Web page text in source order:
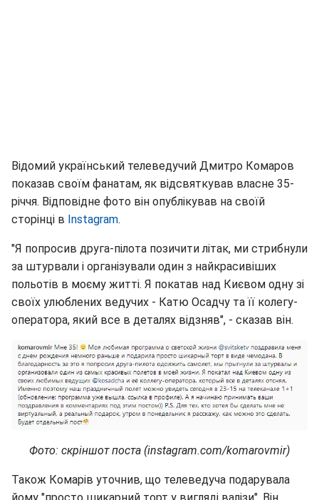
Відомий український телеведучий Дмитро Комаров
показав своїм фанатам, як відсвяткував власне 35-
річчя. Відповідне фото він опублікував на своїй
сторінці в Instagram.
"Я попросив друга-пілота позичити літак, ми стрибнули
за штурвали і організували один з найкрасивіших
польотів в моєму житті. Я покатав над Києвом одну зі
своїх улюблених ведучих - Катю Осадчу та її колегу-
оператора, який все в деталях відзняв", - сказав він.
Фото: скріншот поста (instagram.com/komarovmir)
Також Комарів уточнив, що телеведуча подарувала